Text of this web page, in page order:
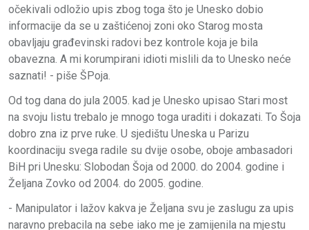
očekivali odložio upis zbog toga što je Unesko dobio
informacije da se u zaštićenoj zoni oko Starog mosta
obavljaju građevinski radovi bez kontrole koja je bila
obavezna. A mi korumpirani idioti mislili da to Unesko neće
saznati! - piše ŠPoja.
Od tog dana do jula 2005. kad je Unesko upisao Stari most
na svoju listu trebalo je mnogo toga uraditi i dokazati. To Šoja
dobro zna iz prve ruke. U sjedištu Uneska u Parizu
koordinaciju svega radile su dvije osobe, oboje ambasadori
BiH pri Unesku: Slobodan Šoja od 2000. do 2004. godine i
Željana Zovko od 2004. do 2005. godine.
- Manipulator i lažov kakva je Željana svu je zaslugu za upis
naravno prebacila na sebe iako me je zamijenila na mjestu